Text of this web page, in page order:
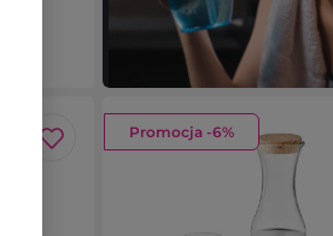
Promocja -6%